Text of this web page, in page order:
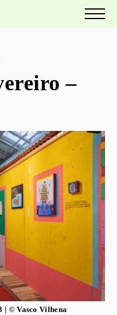
–
| © Vasco Vilhena